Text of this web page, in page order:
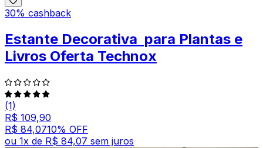
30% cashback
Estante Decorativa para Plantas e
Livros Oferta Technox
(1)
R$ 109,90
R$ 84,0710% OFF
ou 1x de R$ 84,07 sem juros